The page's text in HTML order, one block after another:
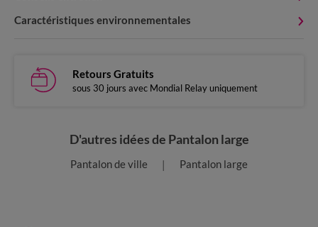
Caractéristiques environnementales
Retours Gratuits
sous 30 jours avec Mondial Relay uniquement
D'autres idées de Pantalon large
Pantalon de ville Pantalon large